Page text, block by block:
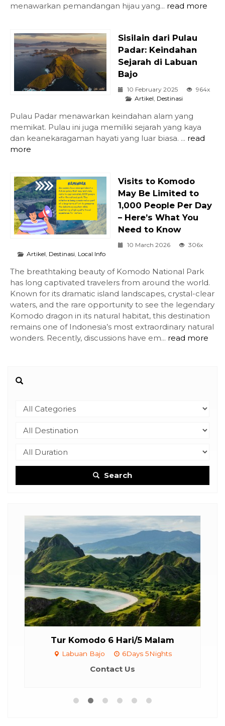
menawarkan pemandangan hijau yang... read more
Sisilain dari Pulau
Padar: Keindahan
Sejarah di Labuan
Bajo
10 February 2025
964x
Artikel Destinasi
Pulau Padar menawarkan keindahan alam yang
memikat. Pulau ini juga memiliki sejarah yang kaya
dan keanekaragaman hayati yang luar biasa. ... read
more
Visits to Komodo
May Be Limited to
1,000 People Per Day
– Here’s What You
Need to Know
10 March 2026
306x
Artikel Destinasi Local Info
The breathtaking beauty of Komodo National Park
has long captivated travelers from around the world.
Known for its dramatic island landscapes, crystal-clear
waters, and the rare opportunity to see the legendary
Komodo dragon in its natural habitat, this destination
remains one of Indonesia’s most extraordinary natural
wonders. Recently, discussions have em... read more
Search
Tur Komodo 6 Hari/5 Malam
Labuan Bajo 6Days 5Nights
Contact Us